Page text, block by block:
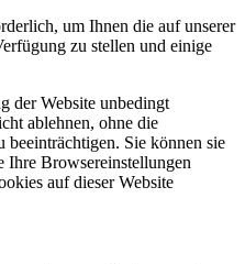
um Ihnen die auf unserer
zu stellen und einige
der Website unbedingt
ablehnen, ohne die
beeinträchtigen. Sie können sie
Ihre Browsereinstellungen
auf dieser Website